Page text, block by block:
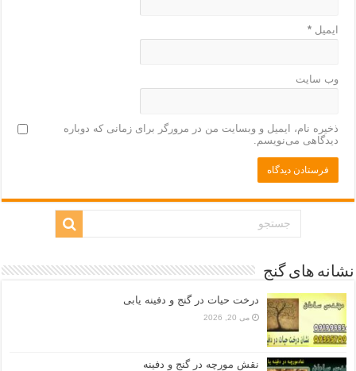
ایمیل*
وب‌ سایت
ذخیره نام، ایمیل و وبسایت من در مرورگر برای زمانی که دوباره
دیدگاهی می‌نویسم.
نشانه های گنج
درخت حیات در گنج و دفینه یابی
می 20, 2026
نقش مورچه در گنج و دفینه